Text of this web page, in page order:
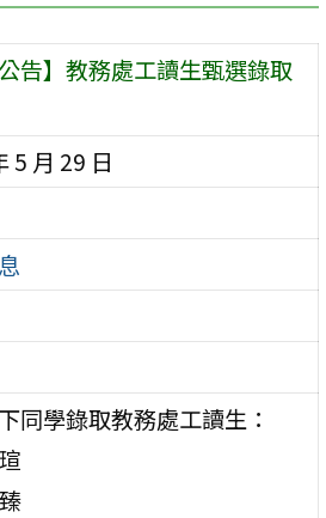
公告】教務處工讀生甄選錄取
5 月 29 日
同學錄取教務處工讀生：